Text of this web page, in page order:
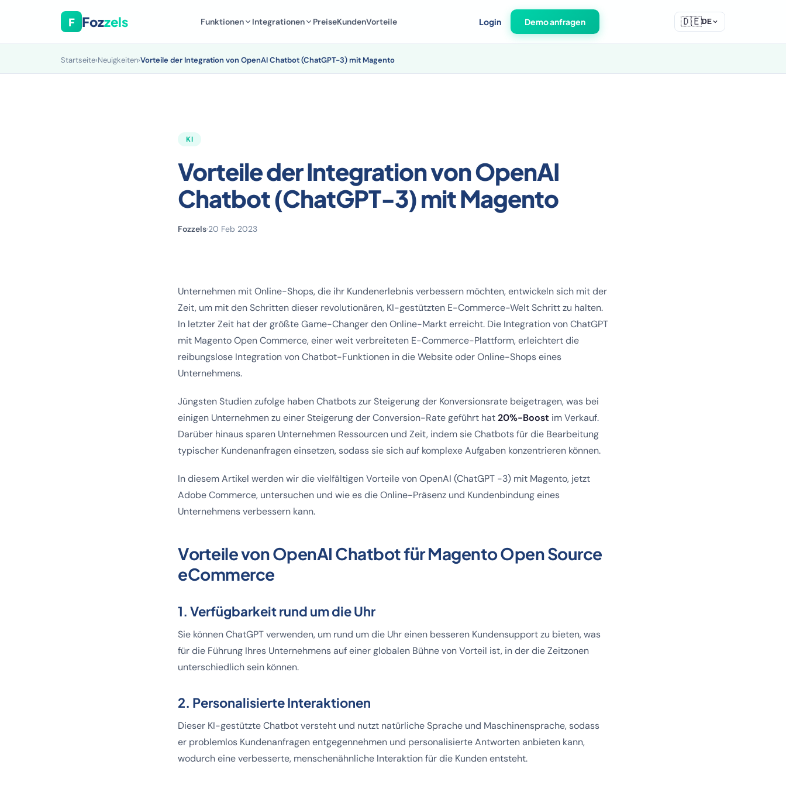
F Fozzels Funktionen Integrationen PreiseKundenVorteile Login Demo anfragen 🇩🇪DE
Startseite›Neuigkeiten›Vorteile der Integration von OpenAI Chatbot (ChatGPT-3) mit Magento
KI
Vorteile der Integration von OpenAI
Chatbot (ChatGPT-3) mit Magento
Fozzels·20 Feb 2023
Unternehmen mit Online-Shops, die ihr Kundenerlebnis verbessern möchten, entwickeln sich mit der
Zeit, um mit den Schritten dieser revolutionären, KI-gestützten E-Commerce-Welt Schritt zu halten.
In letzter Zeit hat der größte Game-Changer den Online-Markt erreicht. Die Integration von ChatGPT
mit Magento Open Commerce, einer weit verbreiteten E-Commerce-Plattform, erleichtert die
reibungslose Integration von Chatbot-Funktionen in die Website oder Online-Shops eines
Unternehmens.
Jüngsten Studien zufolge haben Chatbots zur Steigerung der Konversionsrate beigetragen, was bei
einigen Unternehmen zu einer Steigerung der Conversion-Rate geführt hat20%-Boost im Verkauf.
Darüber hinaus sparen Unternehmen Ressourcen und Zeit, indem sie Chatbots für die Bearbeitung
typischer Kundenanfragen einsetzen, sodass sie sich auf komplexe Aufgaben konzentrieren können.
In diesem Artikel werden wir die vielfältigen Vorteile von OpenAI (ChatGPT -3) mit Magento, jetzt
Adobe Commerce, untersuchen und wie es die Online-Präsenz und Kundenbindung eines
Unternehmens verbessern kann.
Vorteile von OpenAI Chatbot für Magento Open Source
eCommerce
1. Verfügbarkeit rund um die Uhr
Sie können ChatGPT verwenden, um rund um die Uhr einen besseren Kundensupport zu bieten, was
für die Führung Ihres Unternehmens auf einer globalen Bühne von Vorteil ist, in der die Zeitzonen
unterschiedlich sein können.
2. Personalisierte Interaktionen
Dieser KI-gestützte Chatbot versteht und nutzt natürliche Sprache und Maschinensprache, sodass
er problemlos Kundenanfragen entgegennehmen und personalisierte Antworten anbieten kann,
wodurch eine verbesserte, menschenähnliche Interaktion für die Kunden entsteht.